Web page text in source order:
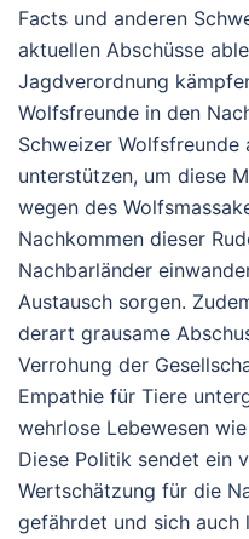
Facts und anderen
aktuellen Abschüsse
Jagdverordnung
Wolfsfreunde in den
Schweizer Wolfsfreunde
unterstützen, um diese
wegen des
Nachkommen dieser
Nachbarländer
Austausch sorgen.
derart grausame
Verrohung der
Empathie für Tiere
wehrlose Lebewesen
Diese Politik sendet ein
Wertschätzung für die
gefährdet und sich